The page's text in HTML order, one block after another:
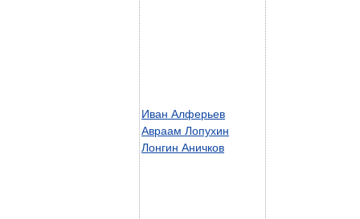
Иван Алферьев
Авраам Лопухин
Лонгин Аничков